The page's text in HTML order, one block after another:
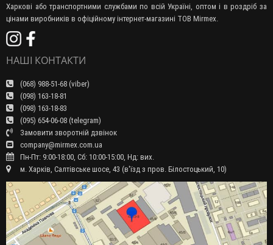
Харкові або транспортними службами по всій Україні, оптом і в роздріб за
цінами виробників в офіційному інтернет-магазині ТОВ Mirmex.
НАШІ КОНТАКТИ
(068) 988-51-68 (viber)
(098) 163-18-81
(098) 163-18-83
(095) 654-06-08 (telegram)
Замовити зворотній дзвінок
company@mirmex.com.ua
Пн-Пт: 9:00-18:00, Сб: 10:00-15:00, Нд: вих.
м. Харків, Салтівське шосе, 43 (в'їзд з пров. Білостоцький, 10)